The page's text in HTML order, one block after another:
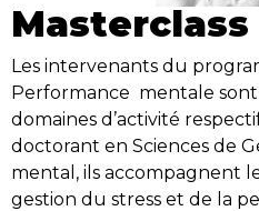
Masterclass
Les intervenants du
Performance mentale
domaines d’activité
doctorant en Sciences de
mental, ils accompagnent
gestion du stress et de la